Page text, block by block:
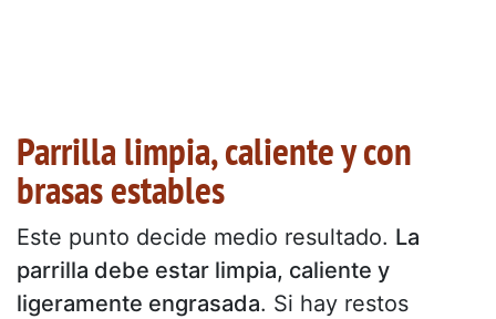
Parrilla limpia, caliente y con
brasas estables
Este punto decide medio resultado. La
parrilla debe estar limpia, caliente y
ligeramente engrasada. Si hay restos